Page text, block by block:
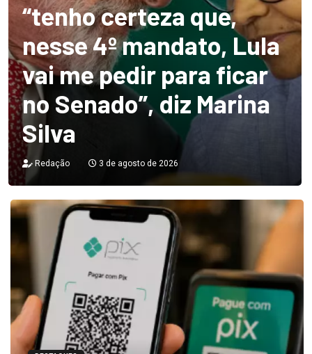
“tenho certeza que,
nesse 4º mandato, Lula
vai me pedir para ficar
no Senado”, diz Marina
Silva
Redação 3 de agosto de 2026